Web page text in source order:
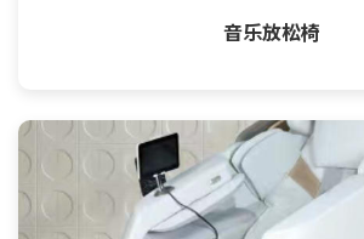
音乐放松椅